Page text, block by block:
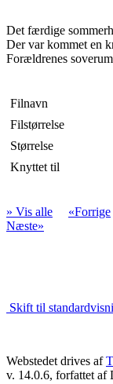
Det færdige
Der var kommet en
Forældrenes
Filnavn
Filstørrelse
Størrelse
Knyttet til
» Vis alle «Forrige
Næste»
Skift til
Webstedet drives af
v. 14.0.6, forfattet